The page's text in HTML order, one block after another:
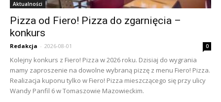
Aktualności
Pizza od Fiero! Pizza do zgarnięcia –
konkurs
Redakcja - 2026-08-01 0
Kolejny konkurs z Fiero! Pizza w 2026 roku. Dzisiaj do wygrania
mamy zaproszenie na dowolne wybraną pizzę z menu Fiero! Pizza.
Realizacja kuponu tylko w Fiero! Pizza mieszczącego się przy ulicy
Wandy Panfil 6 w Tomaszowie Mazowieckim.